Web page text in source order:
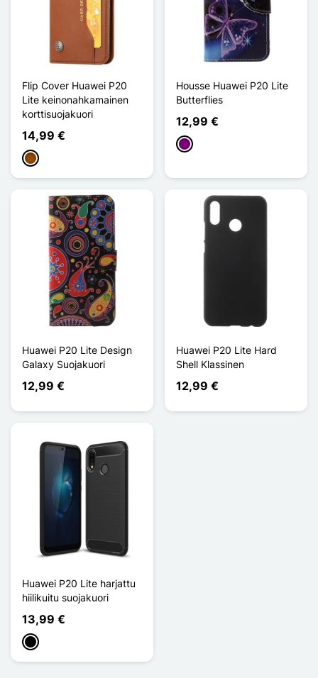
Flip Cover Huawei P20
Lite keinonahkamainen
korttisuojakuori
14,99 €
Ruskea
Housse Huawei P20 Lite
Butterflies
12,99 €
Violet
Huawei P20 Lite Design
Galaxy Suojakuori
12,99 €
Huawei P20 Lite Hard
Shell Klassinen
12,99 €
Huawei P20 Lite harjattu
hiilikuitu suojakuori
13,99 €
Musta